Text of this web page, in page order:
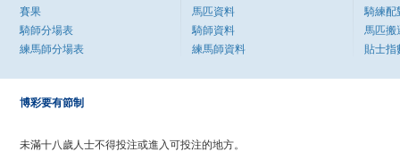
賽果
騎師分場表
練馬師分場表
馬匹資料
騎師資料
練馬師資料
騎練配
馬匹搬
貼士指
博彩要有節制
未滿十八歲人士不得投注或進入可投注的地方。